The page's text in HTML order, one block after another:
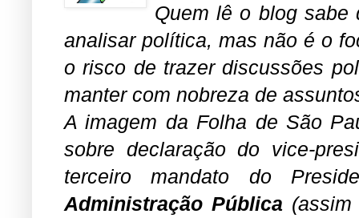
Quem lê o blog sabe
analisar política, mas não é o
o risco de trazer discussões
manter com nobreza de
A imagem da Folha de São
sobre declaração do vice-
terceiro mandato do
Administração Pública